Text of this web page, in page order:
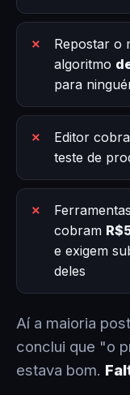
Repostar o
algoritmo
para
Editor cobra
teste de
cobram
e exigem
deles
Aí a maioria
conclui que "o
estava bom.